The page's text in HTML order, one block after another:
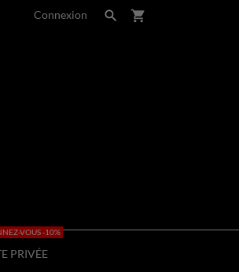
Connexion  shopping_cart
PRIVÉE
VOUS -10%